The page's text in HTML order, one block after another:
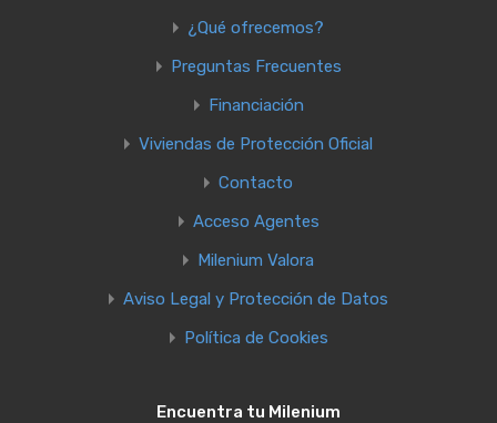
¿Qué ofrecemos?
Preguntas Frecuentes
Financiación
Viviendas de Protección Oficial
Contacto
Acceso Agentes
Milenium Valora
Aviso Legal y Protección de Datos
Política de Cookies
Encuentra tu Milenium